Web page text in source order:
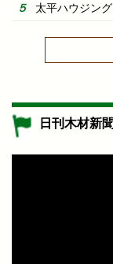
太平ハウジン
日刊木材新